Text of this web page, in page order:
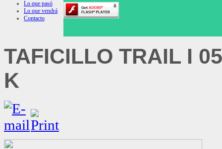
Lo que pasó
Lo que vendrá
Contacto
TAFICILLO TRAIL I
K